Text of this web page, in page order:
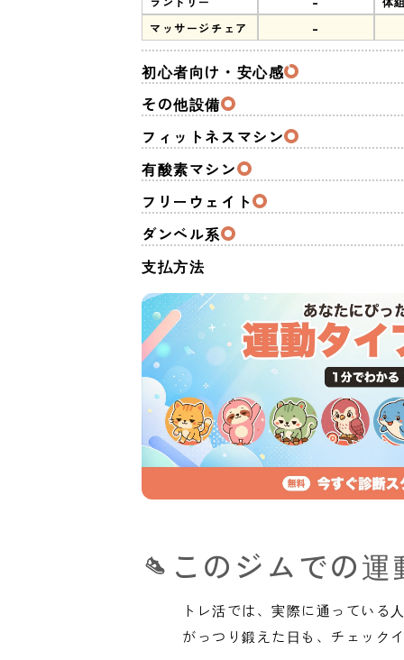
マッサージチェア
-
初心者向け・安心感
その他設備
フィットネスマシン
有酸素マシン
フリーウェイト
ダンベル系
支払方法
このジムでの
トレ活では、実際に通っている
がっつり鍛えた日も、チェック